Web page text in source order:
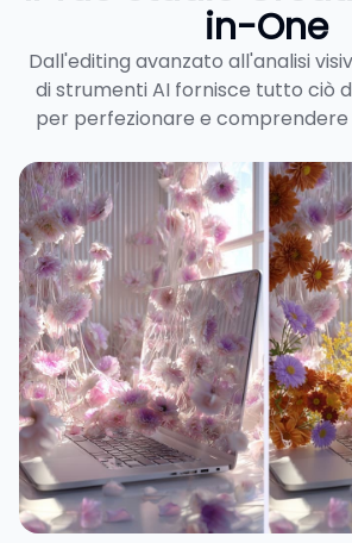
in-One
Dall'editing avanzato all'analisi
di strumenti AI fornisce tutto ciò
per perfezionare e comprendere